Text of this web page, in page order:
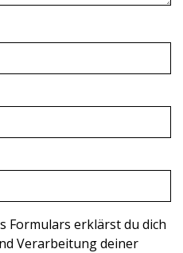
Formulars erklärst du dich
Verarbeitung deiner